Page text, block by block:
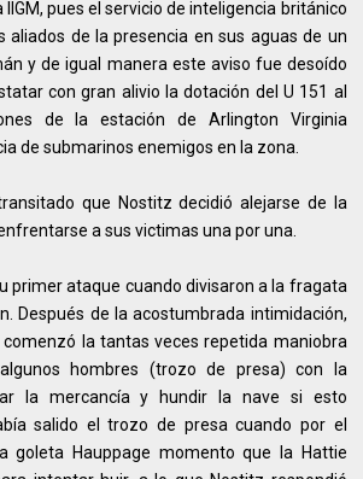
IIGM, pues el servicio de inteligencia británico
aliados de la presencia en sus aguas de un
y de igual manera este aviso fue desoído
con gran alivio la dotación del U 151 al
de la estación de Arlington Virginia
de submarinos enemigos en la zona.
que Nostitz decidió alejarse de la
a sus victimas una por una.
primer ataque cuando divisaron a la fragata
Después de la acostumbrada intimidación,
la tantas veces repetida maniobra
hombres (trozo de presa) con la
la mercancía y hundir la nave si esto
salido el trozo de presa cuando por el
goleta Hauppage momento que la Hattie